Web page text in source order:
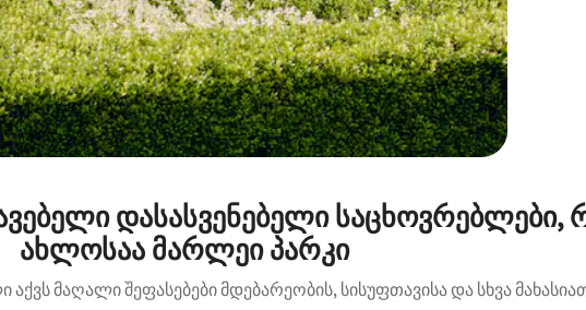
დასასვენებელი საცხოვრებლები,
ახლოსაა მარლეი პარკი
მაღალი შეფასებები მდებარეობის, სისუფთავისა და სხვა